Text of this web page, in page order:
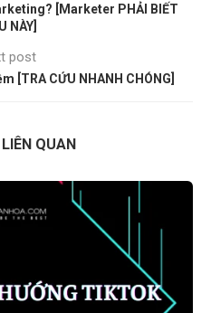
[Marketer PHẢI BIẾT
NÀY]
post
[TRA CỨU NHANH CHÓNG]
QUAN